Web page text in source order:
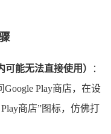
可能无法直接使用）
：
Play商店，在设
商店”图标，仿佛打